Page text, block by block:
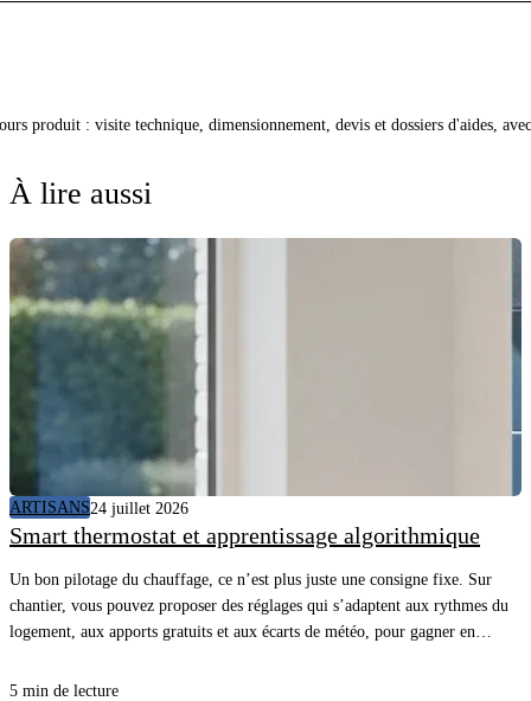
produit : visite technique, dimensionnement, devis et dossiers d'aides,
À lire aussi
ARTISANS24 juillet 2026
Smart thermostat et apprentissage algorithmique
Un bon pilotage du chauffage, ce n’est plus juste une consigne fixe. Sur
chantier, vous pouvez proposer des réglages qui s’adaptent aux rythmes du
logement, aux apports gratuits et aux écarts de météo, pour gagner en
et quelles données il utilise, vous évitez les promesses floues, vous posez les
5 min de lecture